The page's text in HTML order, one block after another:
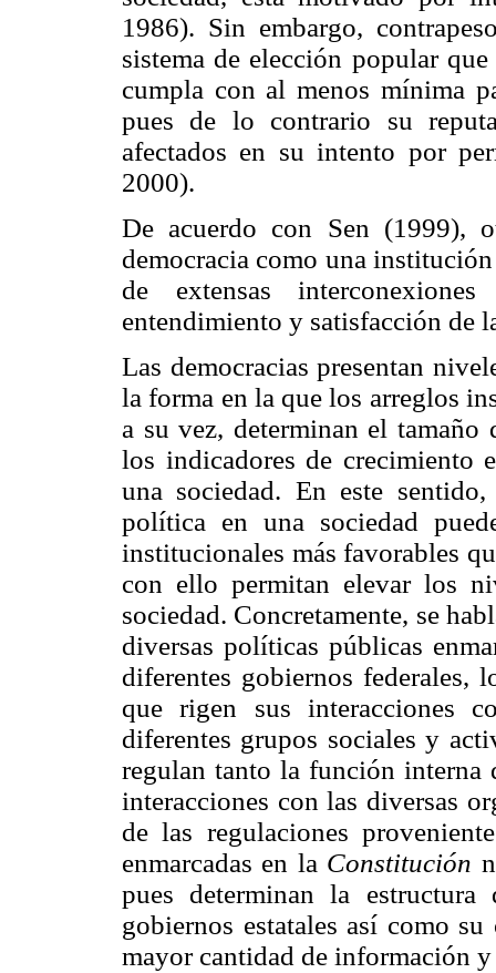
1986). Sin embargo,
sistema de elección popular
cumpla con al menos mínima
pues de lo contrario su
afectados en su intento por
2000).
De acuerdo con Sen (1999),
democracia como una
de extensas
entendimiento y satisfacción de
Las democracias presentan
la forma en la que los arreglos
a su vez, determinan el tamaño
los indicadores de crecimiento
una sociedad. En este
política en una sociedad
institucionales más favorables
con ello permitan elevar los
sociedad. Concretamente, se
diversas políticas públicas
diferentes gobiernos federales,
que rigen sus interacciones
diferentes grupos sociales y
regulan tanto la función interna
interacciones con las diversas
de las regulaciones
enmarcadas en la Constitución
pues determinan la
gobiernos estatales así como
mayor cantidad de información